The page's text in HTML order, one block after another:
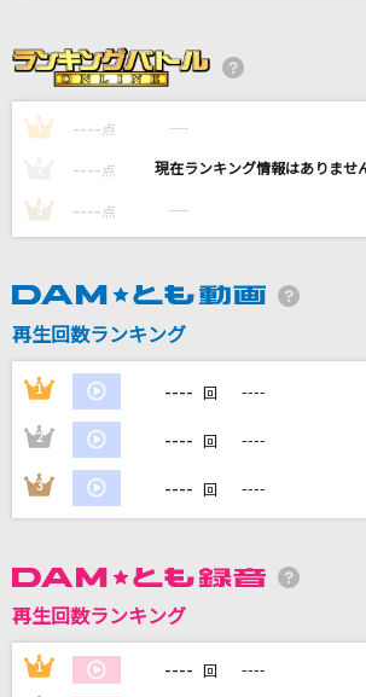
ずっと真夜中でいいのに。
会心の一撃
青嵐のあとで
aiko
カラオケ最新情報をチェック！
1 ---- 点 ----
---- 点 ----
3 ---- 点 ----
再生回数ランキング
1 ---- 回 ----
2 ---- 回 ----
3 ---- 回 ----
再生回数ランキング
1 ---- 回 ----